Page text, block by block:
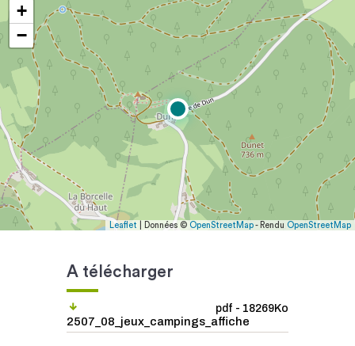
+
−
Leaflet | Données © OpenStreetMap- Rendu OpenStreetMap
A télécharger
2507_08_jeux_campings_affiche
pdf - 18269Ko